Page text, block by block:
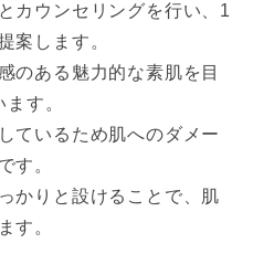
カウンセリングを行い、1
案します。
のある魅力的な素肌を目
す。
ているため肌へのダメー
す。
かりと設けることで、肌
す。